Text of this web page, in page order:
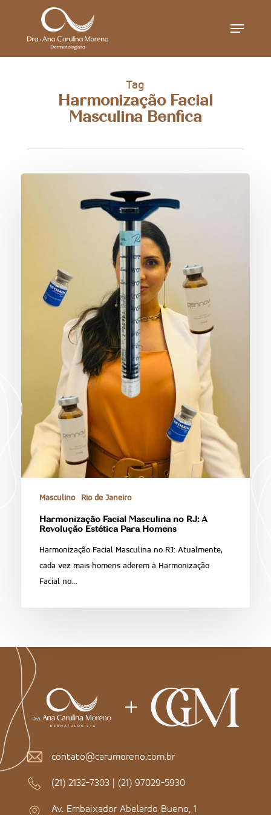
Menu
Tag
Harmonização Facial
Masculina Benfica
Masculino Rio de Janeiro
Harmonização Facial Masculina no RJ: A
Revolução Estética Para Homens
Harmonização Facial Masculina no RJ: Atualmente,
cada vez mais homens aderem à Harmonização
Facial no…
contato@carumoreno.com.br
(21) 2132-7303 | (21) 97029-5930
Av. Embaixador Abelardo Bueno, 1